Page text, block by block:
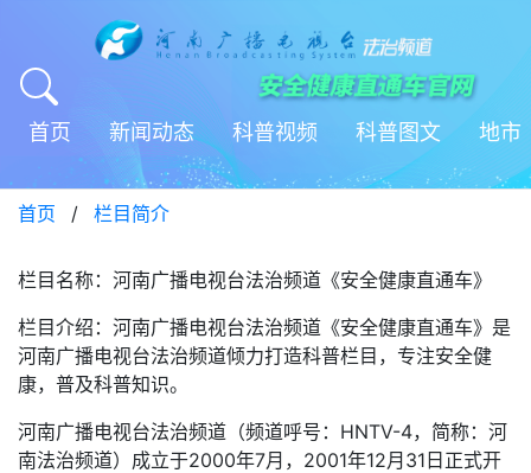
首页 新闻动态 科普视频 科普图文 地市
首页 / 栏目简介
栏目名称：河南广播电视台法治频道《安全健康直通车》
栏目介绍：河南广播电视台法治频道《安全健康直通车》是
河南广播电视台法治频道倾力打造科普栏目，专注安全健
康，普及科普知识。
河南广播电视台法治频道（频道呼号：HNTV-4，简称：河
南法治频道）成立于2000年7月，2001年12月31日正式开